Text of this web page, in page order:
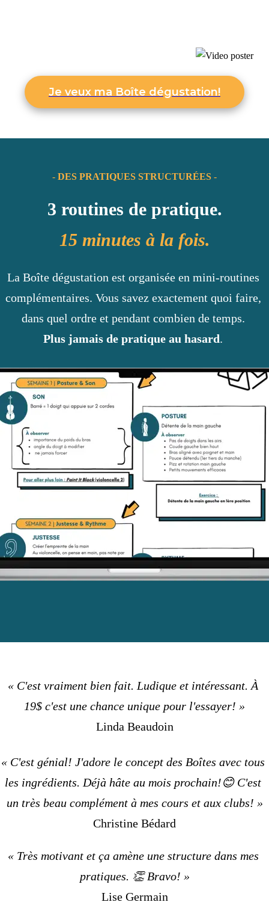
Je veux ma Boîte dégustation!
- DES PRATIQUES STRUCTURÉES -
3 routines de pratique.
15 minutes à la fois.
La Boîte dégustation est organisée en mini-routines
complémentaires. Vous savez exactement quoi faire,
dans quel ordre et pendant combien de temps.
Plus jamais de pratique au hasard.
« C'est vraiment bien fait. Ludique et intéressant. À
19$ c'est une chance unique pour l'essayer! »
Linda Beaudoin
« C'est génial! J'adore le concept des Boîtes avec tous
les ingrédients. Déjà hâte au mois prochain!😊 C'est
un très beau complément à mes cours et aux clubs! »
Christine Bédard
« Très motivant et ça amène une structure dans mes
pratiques. 👏 Bravo! »
Lise Germain